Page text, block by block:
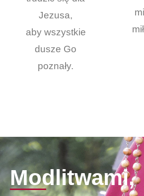
Jezusa,
aby wszystkie
dusze Go
poznały.
Modlitwami,